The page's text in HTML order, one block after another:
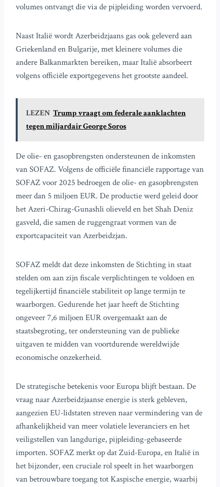
volumes ontvangt die via de pijpleiding worden vervoerd.
Naast Italië wordt Azerbeidzjaans gas ook geleverd aan
Griekenland en Bulgarije, met kleinere volumes die
andere Balkanmarkten bereiken, maar Italië absorbeert
volgens officiële exportgegevens het grootste aandeel.
LEZEN Trump vraagt om federale aanklachten
tegen miljardair George Soros
De olie- en gasopbrengsten ondersteunen de inkomsten
van SOFAZ. Volgens de officiële financiële rapportage van
SOFAZ voor 2025 bedroegen de olie- en gasopbrengsten
meer dan 5 miljoen EUR. De productie werd geleid door
het Azeri-Chirag-Gunashli olieveld en het Shah Deniz
gasveld, die samen de ruggengraat vormen van de
exportcapaciteit van Azerbeidzjan.
SOFAZ meldt dat deze inkomsten de Stichting in staat
stelden om aan zijn fiscale verplichtingen te voldoen en
tegelijkertijd financiële stabiliteit op lange termijn te
waarborgen. Gedurende het jaar heeft de Stichting
ongeveer 7,6 miljoen EUR overgemaakt aan de
staatsbegroting, ter ondersteuning van de publieke
uitgaven te midden van voortdurende wereldwijde
economische onzekerheid.
De strategische betekenis voor Europa blijft bestaan. De
vraag naar Azerbeidzjaanse energie is sterk gebleven,
aangezien EU-lidstaten streven naar vermindering van de
afhankelijkheid van meer volatiele leveranciers en het
veiligstellen van langdurige, pijpleiding-gebaseerde
importen. SOFAZ merkt op dat Zuid-Europa, en Italië in
het bijzonder, een cruciale rol speelt in het waarborgen
van betrouwbare toegang tot Kaspische energie, waarbij